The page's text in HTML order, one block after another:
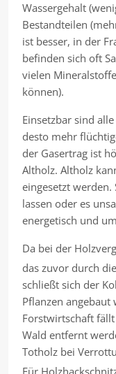
Wassergehalt
Bestandteilen
ist besser, in der
befinden sich oft
vielen
können).
Einsetzbar sind
desto mehr
der Gasertrag ist
Altholz. Altholz
eingesetzt
lassen oder es
energetisch und
Da bei der
das zuvor durch
schließt sich der
Pflanzen angebaut
Forstwirtschaft
Wald entfernt
Totholz bei